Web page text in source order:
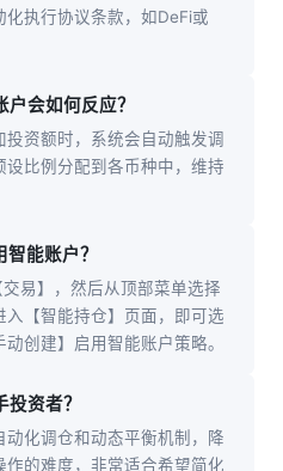
化执行协议条款，如DeFi或
会如何反应？
投资额时，系统会自动触发调
比例分配到各币种中，维持
能账户？
易】，然后从顶部菜单选择
入【智能持仓】页面，即可选
创建】启用智能账户策略。
资者？
化调仓和动态平衡机制，降
的难度，非常适合希望简化